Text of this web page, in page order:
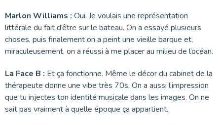
Marlon Williams : Oui. Je voulais une représentation
littérale du fait d’être sur le bateau. On a essayé plusieurs
choses, puis finalement on a peint une vieille barque et,
miraculeusement, on a réussi à me placer au milieu de l’océan.
La Face B : Et ça fonctionne. Même le décor du cabinet de la
thérapeute donne une vibe très 70s. On a aussi l’impression
que tu injectes ton identité musicale dans les images. On ne
sait pas vraiment à quelle époque ça appartient.